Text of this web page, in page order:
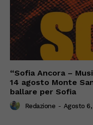
“Sofia Ancora –
14 agosto Monte
ballare per Sofia
Redazione - Agosto